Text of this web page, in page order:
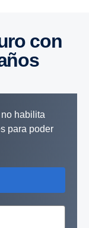
habilita
para poder